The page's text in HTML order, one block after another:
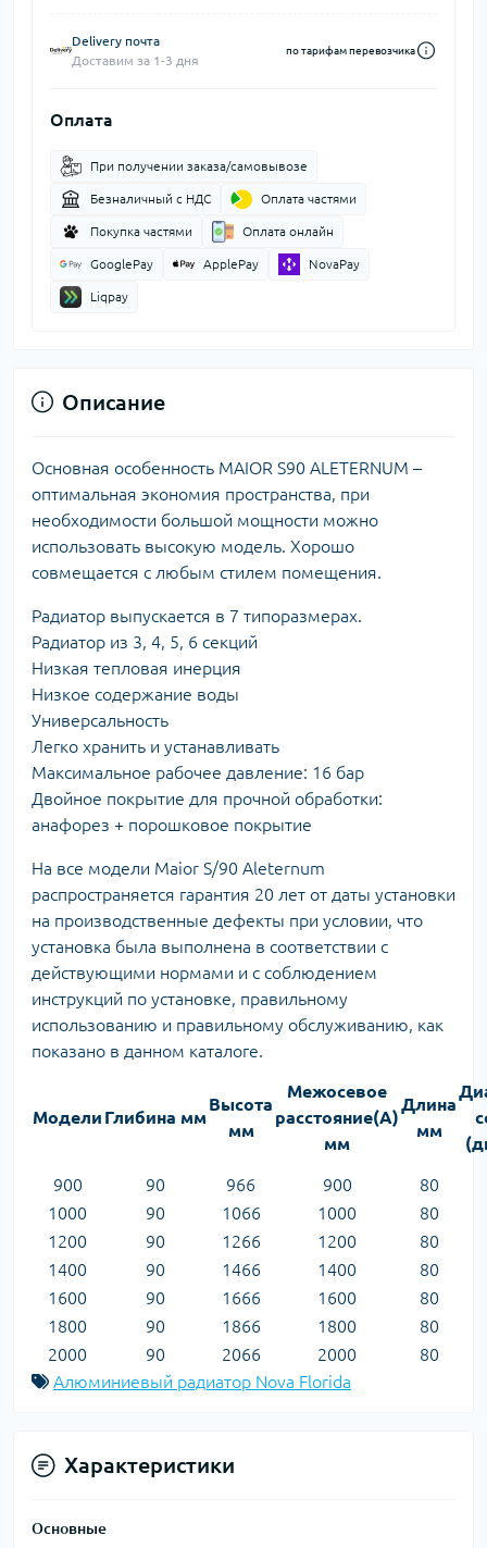
Delivery почта
Доставим за 1-3 дня
по тарифам перевозчика
Оплата
При получении заказа/самовывозе
Безналичный с НДС Оплата частями
Покупка частями Оплата онлайн
GooglePay ApplePay NovaPay
Liqpay
Описание
Основная особенность MAIOR S90 ALETERNUM –
оптимальная экономия пространства, при
необходимости большой мощности можно
использовать высокую модель. Хорошо
совмещается с любым стилем помещения.
Радиатор выпускается в 7 типоразмерах.
Радиатор из 3, 4, 5, 6 секций
Низкая тепловая инерция
Низкое содержание воды
Универсальность
Легко хранить и устанавливать
Максимальное рабочее давление: 16 бар
Двойное покрытие для прочной обработки:
анафорез + порошковое покрытие
На все модели Maior S/90 Aleternum
распространяется гарантия 20 лет от даты установки
на производственные дефекты при условии, что
установка была выполнена в соответствии с
действующими нормами и с соблюдением
инструкций по установке, правильному
использованию и правильному обслуживанию, как
показано в данном каталоге.
Модели Глибина мм
Высота
мм
Межосевое
расстояние(А)
мм
Длина
мм
900 90 966 900 80
1000
90 1066 1000 80
1200
90 1266 1200 80
1400
90 1466 1400 80
1600
90 1666 1600 80
1800
90 1866 1800 80
2000
90 2066 2000 80
Алюминиевый радиатор Nova Florida
Характеристики
Основные